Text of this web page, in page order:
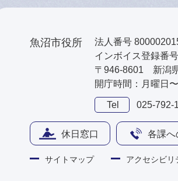
魚沼市役所
法人番号
インボイス登録番
〒946-8601 新潟
開庁時間：月曜日
Tel 025-792-
休日窓口 各課へ
サイトマップ アクセシビリ